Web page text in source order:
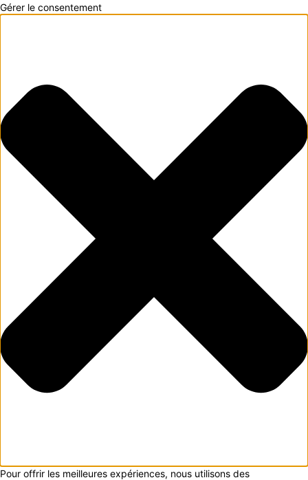
Gérer le consentement
Pour offrir les meilleures expériences, nous utilisons des